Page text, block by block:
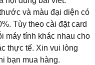
và màu đại diện có
Tùy theo cài đặt card
máy tính khác nhau cho
thực tế. Xin vui lòng
bạn mua hàng.